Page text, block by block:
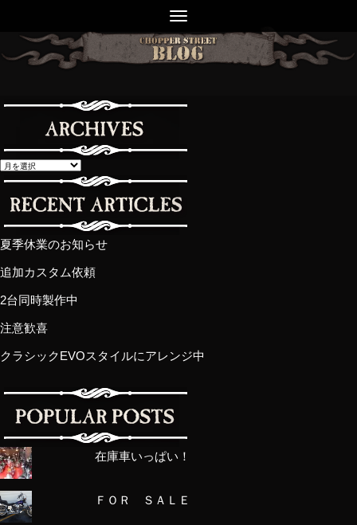
夏季休業のお知らせ
追加カスタム依頼
2台同時製作中
注意歓喜
クラシックEVOスタイルにアレンジ中
在庫車いっぱい！
ＦＯＲ ＳＡＬＥ